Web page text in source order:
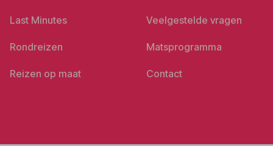
Last Minutes
Rondreizen
Reizen op maat
Veelgestelde vragen
Matsprogramma
Contact